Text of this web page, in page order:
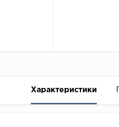
Характеристики